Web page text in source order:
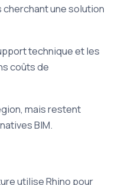
une solution
technique et les
coûts de
mais restent
BIM.
utilise Rhino pour